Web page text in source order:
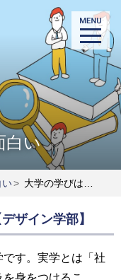
白い
い> 大学の学びはこんなに面白い！【デザイン学部】
ザイン学部】
す。実学とは「社
身をつけるこ